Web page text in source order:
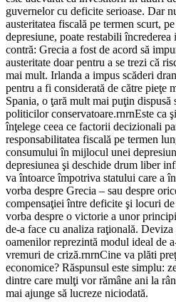
guvernelor cu deficite serioase. Dar
austeritatea fiscală pe termen scurt,
depresiune, poate restabili
contră: Grecia a fost de acord să
austeritate doar pentru a se trezi că
mai mult. Irlanda a impus scăderi
pentru a fi considerată de către pieţe
Spania, o ţară mult mai puţin dispusă
politicilor conservatoare.rnrnEste ca
înţelege ceea ce factorii decizionali
responsabilitatea fiscală pe termen
consumului în mijlocul unei
depresiunea şi deschide drum liber
va întoarce împotriva statului care a
vorba despre Grecia – sau despre
compensaţiei între deficite şi locuri
vorba despre o victorie a unor
de-a face cu analiza raţională.
oamenilor reprezintă modul ideal de
vremuri de criză.rnrnCine va plăti
economice? Răspunsul este simplu:
dintre care mulţi vor rămâne ani la
mai ajunge să lucreze niciodată.